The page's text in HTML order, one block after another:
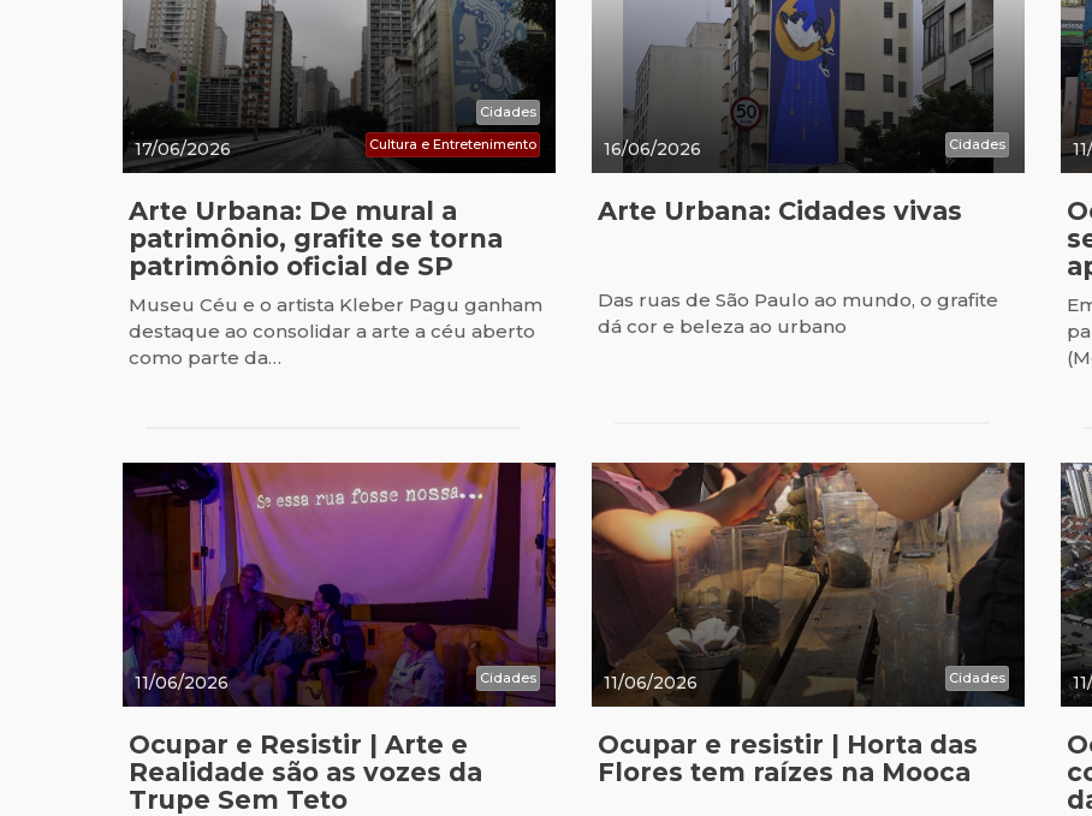
17/06/2026
Cidades
Cultura e Entretenimento
Arte Urbana: De mural a
patrimônio, grafite se torna
patrimônio oficial de SP
Museu Céu e o artista Kleber Pagu ganham
destaque ao consolidar a arte a céu aberto
como parte da…
16/06/2026 Cidades
Arte Urbana: Cidades vivas
Das ruas de São Paulo ao mundo, o grafite
dá cor e beleza ao urbano
11/06/2026 Cidades
Ocupar e Resistir | Arte e
Realidade são as vozes da
Trupe Sem Teto
11/06/2026 Cidades
Ocupar e resistir | Horta das
Flores tem raízes na Mooca